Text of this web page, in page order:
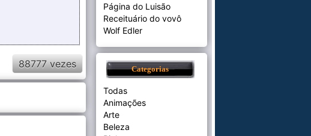
88777 vezes
Página do Luisão
Receituário do vovô
Wolf Edler
Categorias
Todas
Animações
Arte
Beleza